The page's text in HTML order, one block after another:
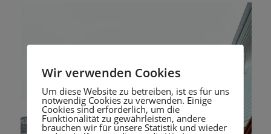
Wir verwenden Cookies
Um diese Website zu betreiben, ist es für uns
notwendig Cookies zu verwenden. Einige
Cookies sind erforderlich, um die
Funktionalität zu gewährleisten, andere
brauchen wir für unsere Statistik und wieder